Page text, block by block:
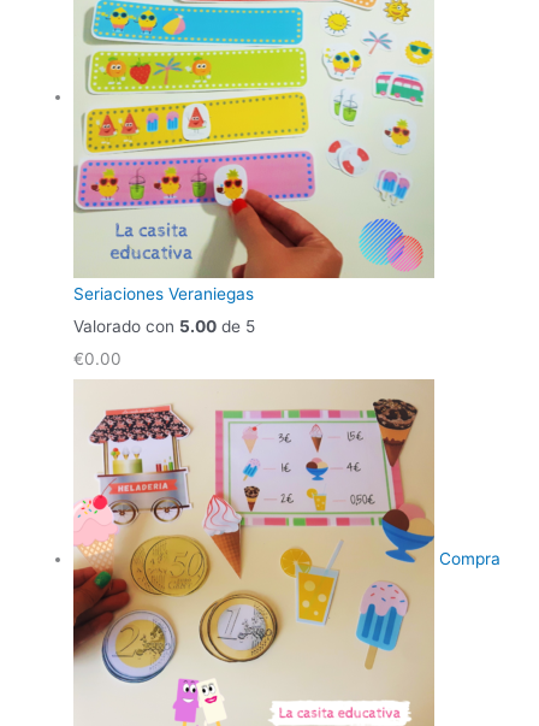
Seriaciones Veraniegas
Valorado con 5.00 de 5
€0.00
Compra